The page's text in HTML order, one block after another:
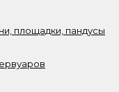
площадки, пандусы